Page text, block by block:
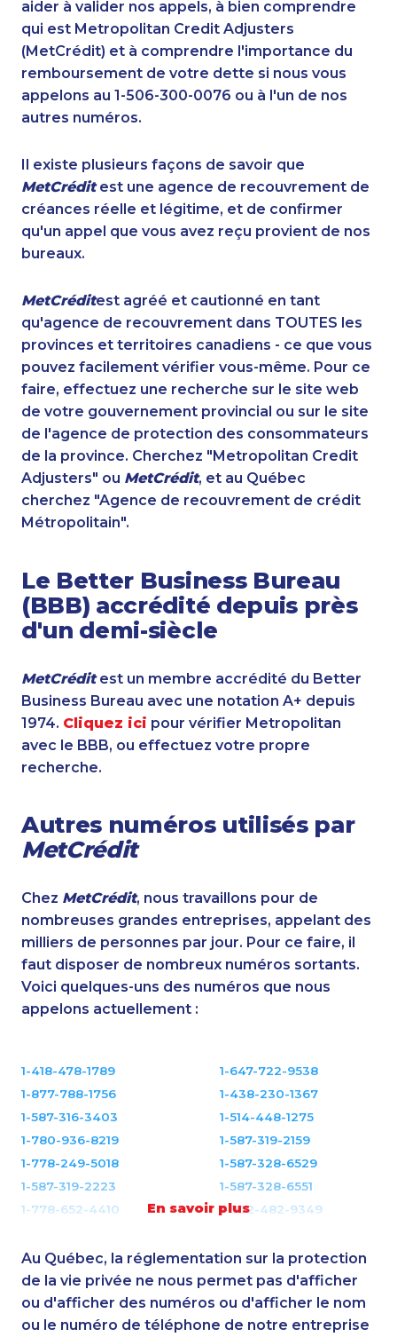
aider à valider nos appels, à bien comprendre
qui est Metropolitan Credit Adjusters
(MetCrédit) et à comprendre l'importance du
remboursement de votre dette si nous vous
appelons au 1-506-300-0076 ou à l'un de nos
autres numéros.
Il existe plusieurs façons de savoir que
MetCréditest une agence de recouvrement de
créances réelle et légitime, et de confirmer
qu'un appel que vous avez reçu provient de nos
bureaux.
MetCréditest agréé et cautionné en tant
qu'agence de recouvrement dans TOUTES les
provinces et territoires canadiens - ce que vous
pouvez facilement vérifier vous-même. Pour ce
faire, effectuez une recherche sur le site web
de votre gouvernement provincial ou sur le site
de l'agence de protection des consommateurs
de la province. Cherchez "Metropolitan Credit
Adjusters" ou MetCrédit, et au Québec
cherchez "Agence de recouvrement de crédit
Métropolitain".
Le Better Business Bureau
(BBB) accrédité depuis près
d'un demi-siècle
MetCréditest un membre accrédité du Better
Business Bureau avec une notation A+ depuis
1974. Cliquez ici pour vérifier Metropolitan
avec le BBB, ou effectuez votre propre
recherche.
Autres numéros utilisés par
MetCrédit
Chez MetCrédit, nous travaillons pour de
nombreuses grandes entreprises, appelant des
milliers de personnes par jour. Pour ce faire, il
faut disposer de nombreux numéros sortants.
Voici quelques-uns des numéros que nous
appelons actuellement :
En savoir plus
1-418-478-1789
1-647-722-9538
1-877-788-1756
1-438-230-1367
1-587-316-3403
1-514-448-1275
1-780-936-8219
1-587-319-2159
1-778-249-5018
1-587-328-6529
1-587-319-2223
1-587-328-6551
1-778-652-4410
1-902-482-9349
1-780-969-8969
1-579-267-0754
1-514-788-3675
1-579-267-0759
1-587-328-6587
1-587-319-2122
1-778-404-7747
1-514-312-2106
Au Québec, la réglementation sur la protection
de la vie privée ne nous permet pas d'afficher
ou d'afficher des numéros ou d'afficher le nom
ou le numéro de téléphone de notre entreprise